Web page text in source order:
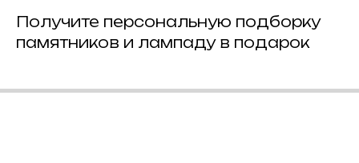
Получите персональную подборку
памятников и лампаду в подарок